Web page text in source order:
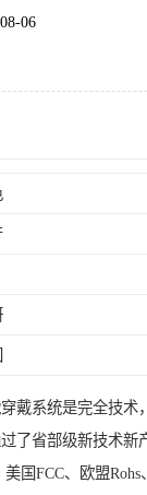
06
戴系统是完全技术
了省部级新技术新
国FCC、欧盟Rohs